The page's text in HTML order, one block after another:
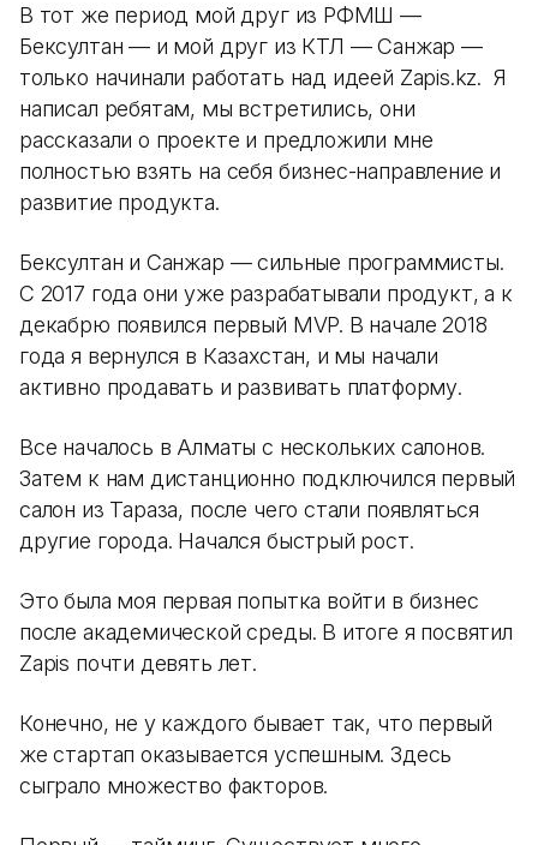
В тот же период мой друг из РФМШ —
Бексултан — и мой друг из КТЛ — Санжар —
только начинали работать над идеей Zapis.kz. Я
написал ребятам, мы встретились, они
рассказали о проекте и предложили мне
полностью взять на себя бизнес-направление и
развитие продукта.
Бексултан и Санжар — сильные программисты.
С 2017 года они уже разрабатывали продукт, а к
декабрю появился первый MVP. В начале 2018
года я вернулся в Казахстан, и мы начали
активно продавать и развивать платформу.
Все началось в Алматы с нескольких салонов.
Затем к нам дистанционно подключился первый
салон из Тараза, после чего стали появляться
другие города. Начался быстрый рост.
Это была моя первая попытка войти в бизнес
после академической среды. В итоге я посвятил
Zapis почти девять лет.
Конечно, не у каждого бывает так, что первый
же стартап оказывается успешным. Здесь
сыграло множество факторов.